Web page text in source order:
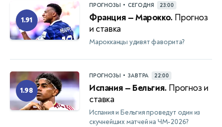
1.91
ПРОГНОЗЫ • СЕГОДНЯ 23:00
Франция — Марокко. Прогноз
и ставка
Марокканцы удивят фаворита?
1.98
ПРОГНОЗЫ • ЗАВТРА 22:00
Испания — Бельгия. Прогноз и
ставка
Испания и Бельгия проведут один из
скучнейших матчей на ЧМ-2026?